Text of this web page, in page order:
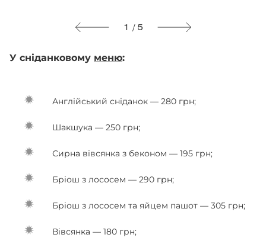
1 / 5
У сніданковому меню:
Англійський сніданок — 280 грн;
Шакшука — 250 грн;
Сирна вівсянка з беконом — 195 грн;
Бріош з лососем — 290 грн;
Бріош з лососем та яйцем пашот — 305 грн;
Вівсянка — 180 грн;